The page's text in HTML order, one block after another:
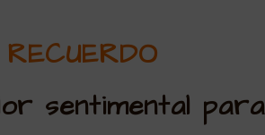
sentimental